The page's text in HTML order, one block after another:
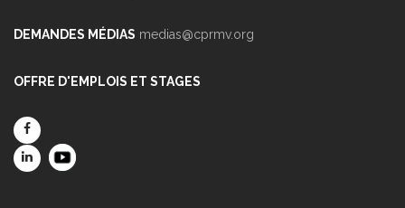
DEMANDES MÉDIAS medias@cprmv.org
OFFRE D'EMPLOIS ET STAGES